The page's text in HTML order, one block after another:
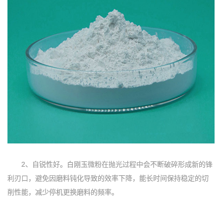
2、自锐性好‌。白刚玉微粉在抛光过程中会不断破碎形成新的锋
利刃口，避免因磨料钝化导致的效率下降，能长时间保持稳定的切
削性能，减少停机更换磨料的频率。